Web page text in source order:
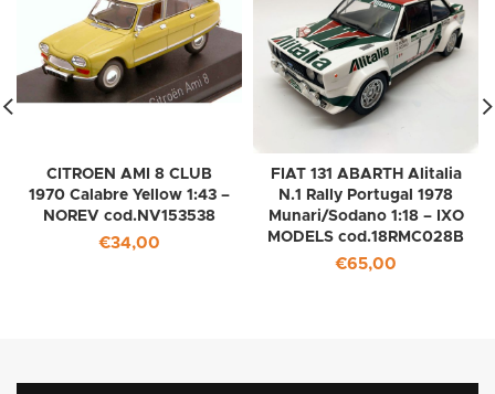
CITROEN AMI 8 CLUB
1970 Calabre Yellow 1:43 –
NOREV cod.NV153538
€34,00
FIAT 131 ABARTH Alitalia
N.1 Rally Portugal 1978
Munari/Sodano 1:18 – IXO
MODELS cod.18RMC028B
€65,00